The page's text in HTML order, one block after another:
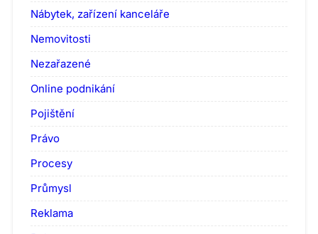
Nábytek, zařízení kanceláře
Nemovitosti
Nezařazené
Online podnikání
Pojištění
Právo
Procesy
Průmysl
Reklama